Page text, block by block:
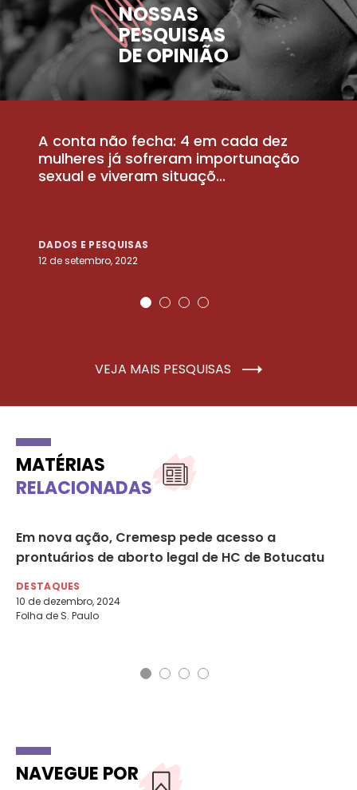
NOSSAS
PESQUISAS
DE OPINIÃO
A conta não fecha: 4 em cada dez
mulheres já sofreram importunação
sexual e viveram situaçõ...
DADOS E PESQUISAS
12 de setembro, 2022
VEJA MAIS PESQUISAS
MATÉRIAS
RELACIONADAS
Em nova ação, Cremesp pede acesso a
prontuários de aborto legal de HC de Botucatu
DESTAQUES
10 de dezembro, 2024
Folha de S. Paulo
NAVEGUE POR